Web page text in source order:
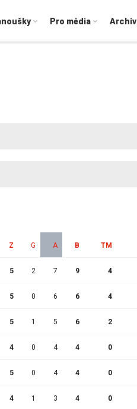
Pro média Archiv
Z G A B TM
5 2 7 9 4
5 0 6 6 4
5 1 5 6 2
4 0 4 4 0
5 0 4 4 0
4 1 3 4 0